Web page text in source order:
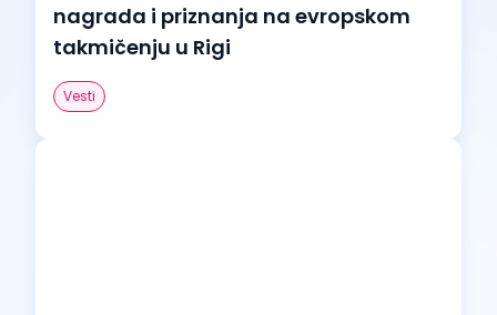
nagrada i priznanja na evropskom
takmičenju u Rigi
Vesti